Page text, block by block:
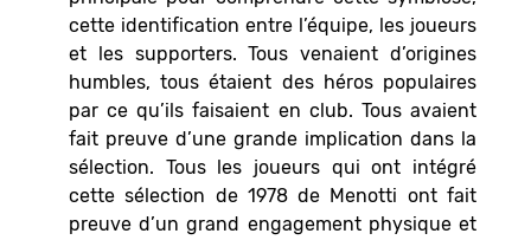
cette identification entre l’équipe, les joueurs
et les supporters. Tous venaient d’origines
humbles, tous étaient des héros populaires
par ce qu’ils faisaient en club. Tous avaient
fait preuve d’une grande implication dans la
sélection. Tous les joueurs qui ont intégré
cette sélection de 1978 de Menotti ont fait
preuve d’un grand engagement physique et